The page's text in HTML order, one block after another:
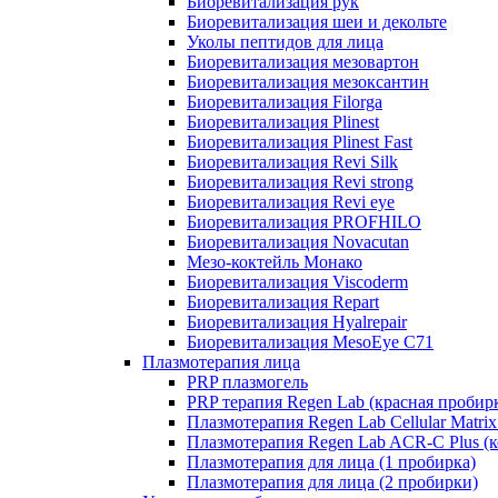
Биоревитализация шеи и декольте
Уколы пептидов для лица
Биоревитализация мезовартон
Биоревитализация мезоксантин
Биоревитализация Filorga
Биоревитализация Plinest
Биоревитализация Plinest Fast
Биоревитализация Revi Silk
Биоревитализация Revi strong
Биоревитализация Revi eye
Биоревитализация PROFHILO
Биоревитализация Novacutan
Мезо-коктейль Монако
Биоревитализация Viscoderm
Биоревитализация Repart
Биоревитализация Hyalrepair
Биоревитализация MesoEye C71
Плазмотерапия лица
PRP плазмогель
PRP терапия Regen Lab (красная
Плазмотерапия Regen Lab Cellular
Плазмотерапия Regen Lab ACR-C Plus
Плазмотерапия для лица (1 пробирка)
Плазмотерапия для лица (2 пробирки)